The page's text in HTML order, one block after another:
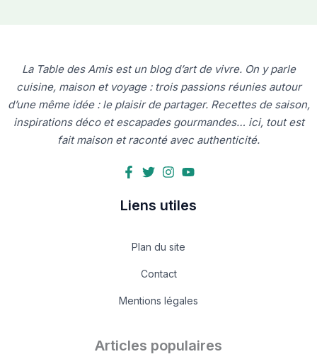
La Table des Amis est un blog d’art de vivre. On y parle
cuisine, maison et voyage : trois passions réunies autour
d’une même idée : le plaisir de partager. Recettes de saison,
inspirations déco et escapades gourmandes… ici, tout est
fait maison et raconté avec authenticité.
Liens utiles
Plan du site
Contact
Mentions légales
Articles populaires